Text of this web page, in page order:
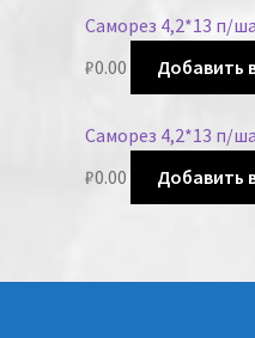
Саморез 4,2*13 п/
₽0.00 Добавить
Саморез 4,2*13 п/
₽0.00 Добавить